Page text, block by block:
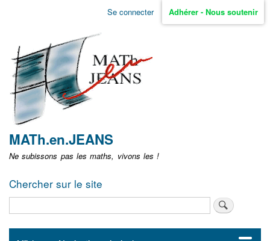
Aller
non
identifié
Se connecter Adhérer - Nous soutenir
MATh.en.JEANS
Ne subissons pas les maths, vivons les !
Chercher sur le site